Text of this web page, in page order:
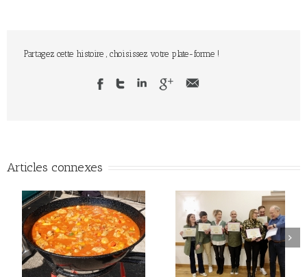
Partagez cette histoire , choisissez votre plate-forme !
Articles connexes